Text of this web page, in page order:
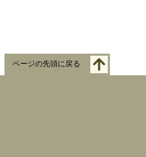
ページの先頭に戻る